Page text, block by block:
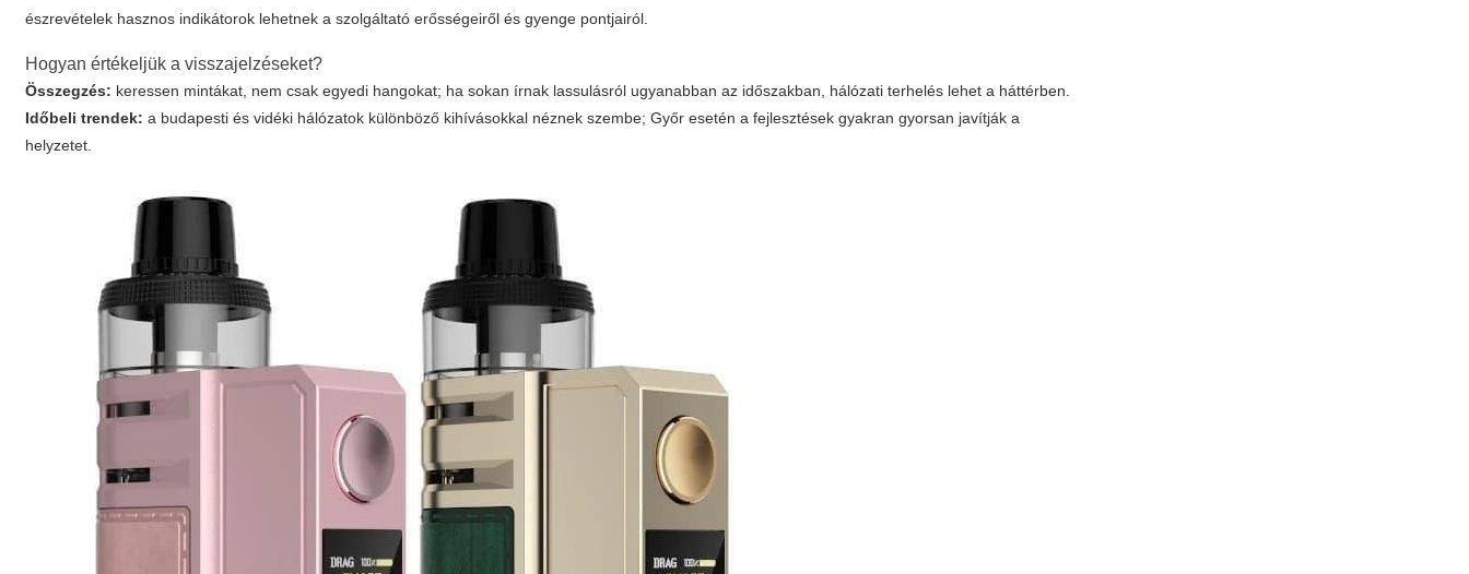
észrevételek hasznos indikátorok lehetnek a szolgáltató erősségeiről és gyenge pontjairól.
Hogyan értékeljük a visszajelzéseket?
Összegzés: keressen mintákat, nem csak egyedi hangokat; ha sokan írnak lassulásról ugyanabban az időszakban, hálózati terhelés lehet a háttérben.
Időbeli trendek: a budapesti és vidéki hálózatok különböző kihívásokkal néznek szembe; Győr esetén a fejlesztések gyakran gyorsan javítják a
helyzetet.